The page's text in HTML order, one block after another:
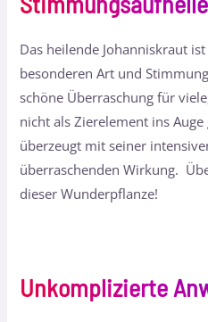
Das heilende Johanniskraut
besonderen Art und
schöne Überraschung für
nicht als Zierelement ins
überzeugt mit seiner
überraschenden Wirkung.
dieser Wunderpflanze!
Unkomplizierte